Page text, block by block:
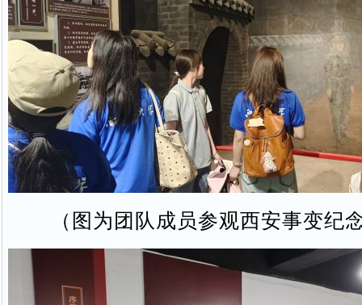
（图为团队成员参观西安事变纪